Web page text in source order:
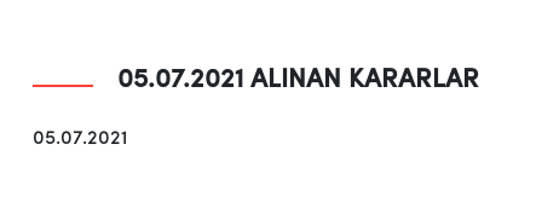
05.07.2021 ALINAN KARARLAR
05.07.2021